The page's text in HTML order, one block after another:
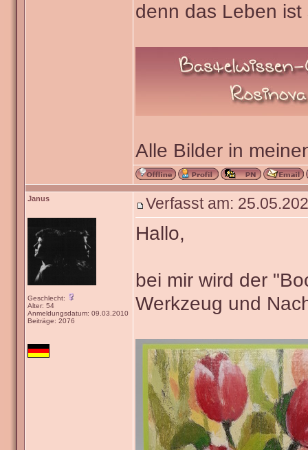
denn das Leben
Alle Bilder in
Janus
Geschlecht:
Alter: 54
Anmeldungsdatum: 09.03.2010
Beiträge: 2076
Verfasst am:
Hallo,
bei mir wird der
Werkzeug und